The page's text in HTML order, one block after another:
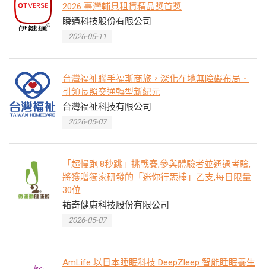
2026 臺灣輔具租賃精品獎首獎
瞬通科技股份有限公司
2026-05-11
台灣福祉聯手福斯商旅，深化在地無障礙布局．
引領長照交通轉型新紀元
台灣福祉科技有限公司
2026-05-07
「超慢跑·8秒跳」挑戰賽,參與體驗者並通過考驗,
將獲贈獨家研發的「迷你行炁棒」乙支,每日限量
30位
祐奇健康科技股份有限公司
2026-05-07
AmLife 以日本睡眠科技 DeepZleep 智能睡眠養生